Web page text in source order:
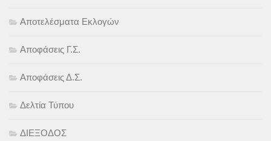
Αποτελέσματα Εκλογών
Αποφάσεις Γ.Σ.
Αποφάσεις Δ.Σ.
Δελτία Τύπου
ΔΙΕΞΟΔΟΣ